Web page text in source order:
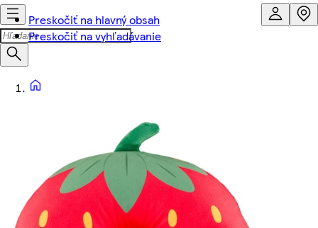
Preskočiť na hlavný obsah
Preskočiť na vyhľadávanie